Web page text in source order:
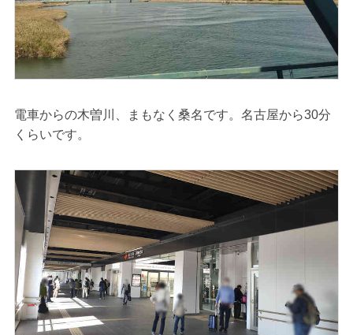
電車からの木曽川、まもなく桑名です。名古屋から30分
くらいです。